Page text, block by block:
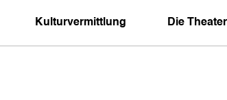
Kulturvermittlung Die Theater